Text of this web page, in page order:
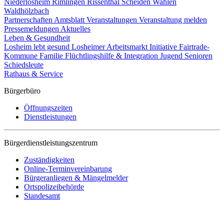
Niederlosheim Rimlingen Rissenthal Scheiden Wahlen
Waldhölzbach
Partnerschaften Amtsblatt Veranstaltungen Veranstaltung melden
Pressemeldungen Aktuelles
Leben & Gesundheit
Losheim lebt gesund Losheimer Arbeitsmarkt Initiative Fairtrade-
Kommune Familie Flüchtlingshilfe & Integration Jugend Senioren
Schiedsleute
Rathaus & Service
Bürgerbüro
Öffnungszeiten
Dienstleistungen
Bürgerdienstleistungszentrum
Zuständigkeiten
Online-Terminvereinbarung
Bürgeranliegen & Mängelmelder
Ortspolizeibehörde
Standesamt